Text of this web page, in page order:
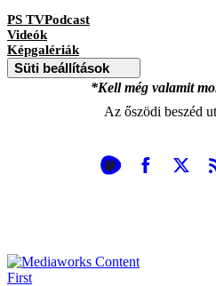
PS TVPodcast
Videók
Képgalériák
Süti beállítások
*Kell még valamit
Az őszödi beszéd